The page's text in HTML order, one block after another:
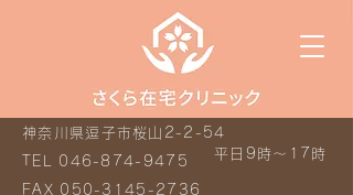
平日9時～17時
神奈川県逗子市桜山2-2-54
TEL 046-874-9475
FAX 050-3145-2736